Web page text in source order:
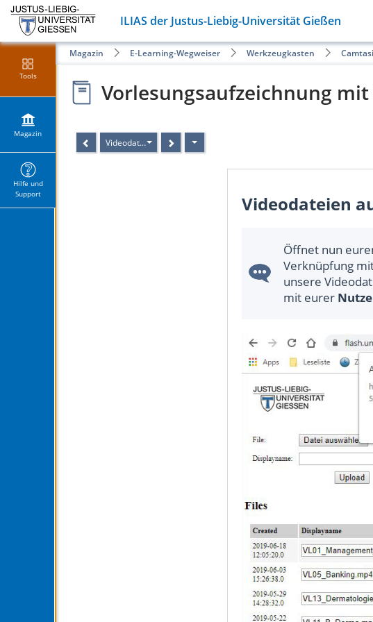
ILIAS der Justus-Liebig-Universität Gießen
Tools
Magazin
Hilfe und
Support
Magazin E-Learning-Wegweiser Werkzeugkasten
Vorlesungsaufzeichnung mit
Videodateien auf den Streaming-Server hochladen
Videodateien
Öffnet nun
Verknüpfung
unsere
mit eurer